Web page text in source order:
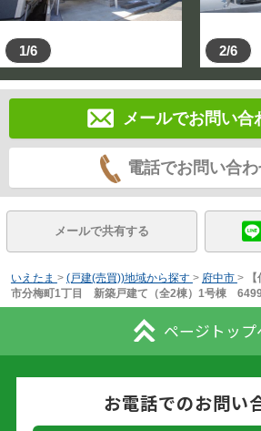
1/6 2/6
メールでお問い合
電話でお問い合
メールで共有する
いえたま > (戸建(売買))地域から探す > 府中市 >
市分梅町1丁目 新築戸建て（全2棟）1号棟
ページトップ
お電話でのお問い